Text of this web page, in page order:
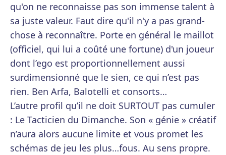
qu'on ne reconnaisse pas son immense talent à
sa juste valeur. Faut dire qu'il n'y a pas grand-
chose à reconnaître. Porte en général le maillot
(officiel, qui lui a coûté une fortune) d'un joueur
dont l’ego est proportionnellement aussi
surdimensionné que le sien, ce qui n’est pas
rien. Ben Arfa, Balotelli et consorts…
L’autre profil qu’il ne doit SURTOUT pas cumuler
: Le Tacticien du Dimanche. Son « génie » créatif
n’aura alors aucune limite et vous promet les
schémas de jeu les plus…fous. Au sens propre.